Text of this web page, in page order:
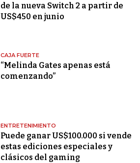
de la nueva Switch 2 a partir de
US$450 en junio
CAJA FUERTE
“Melinda Gates apenas está
comenzando”
ENTRETENIMIENTO
Puede ganar US$100.000 si vende
estas ediciones especiales y
clásicos del gaming